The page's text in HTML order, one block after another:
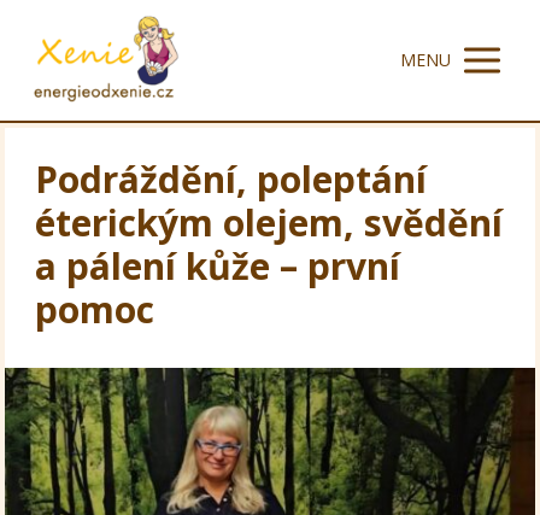
MENU
Podráždění, poleptání
éterickým olejem, svědění
a pálení kůže – první
pomoc